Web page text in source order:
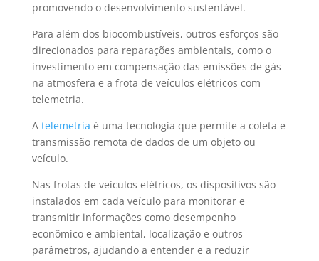
promovendo o desenvolvimento sustentável.
Para além dos biocombustíveis, outros esforços são
direcionados para reparações ambientais, como o
investimento em compensação das emissões de gás
na atmosfera e a frota de veículos elétricos com
telemetria.
A telemetria é uma tecnologia que permite a coleta e
transmissão remota de dados de um objeto ou
veículo.
Nas frotas de veículos elétricos, os dispositivos são
instalados em cada veículo para monitorar e
transmitir informações como desempenho
econômico e ambiental, localização e outros
parâmetros, ajudando a entender e a reduzir